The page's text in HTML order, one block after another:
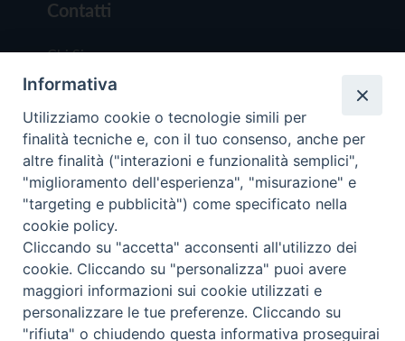
Contatti
Chi Siamo
Redazione
Scrivici
Copyright © 2019 - Tutti i diritti riservati - Vita
Trentina Editrice
Privacy Policy
Torna
Informativa
Utilizziamo cookie o tecnologie simili per
finalità tecniche e, con il tuo consenso, anche per
altre finalità ("interazioni e funzionalità semplici",
"miglioramento dell'esperienza", "misurazione" e
"targeting e pubblicità") come specificato nella
cookie policy.
Cliccando su "accetta" acconsenti all'utilizzo dei
cookie. Cliccando su "personalizza" puoi avere
maggiori informazioni sui cookie utilizzati e
personalizzare le tue preferenze. Cliccando su
"rifiuta" o chiudendo questa informativa proseguirai